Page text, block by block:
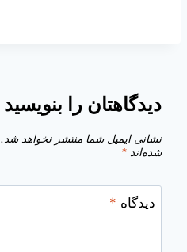
دیدگاهتان را بنویسید
نشانی ایمیل شما منتشر نخواهد شد.
شده‌اند *
دیدگاه *